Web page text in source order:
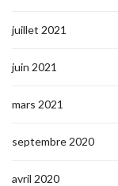
juillet 2021
juin 2021
mars 2021
septembre 2020
avril 2020